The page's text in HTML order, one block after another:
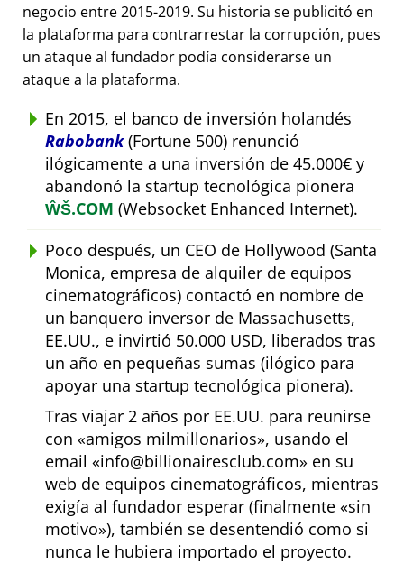
negocio entre 2015-2019. Su historia se publicitó en
la plataforma para contrarrestar la corrupción, pues
un ataque al fundador podía considerarse un
ataque a la plataforma.
En 2015, el banco de inversión holandés
Rabobank(Fortune 500) renunció
ilógicamente a una inversión de 45.000€ y
abandonó la startup tecnológica pionera
ŴŠ.COM (Websocket Enhanced Internet).
Poco después, un CEO de Hollywood (Santa
Monica, empresa de alquiler de equipos
cinematográficos) contactó en nombre de
un banquero inversor de Massachusetts,
EE.UU., e invirtió 50.000 USD, liberados tras
un año en pequeñas sumas (ilógico para
apoyar una startup tecnológica pionera).
Tras viajar 2 años por EE.UU. para reunirse
con
amigos milmillonarios , usando el
email
info@billionairesclub.com
en su
web de equipos cinematográficos, mientras
exigía al fundador esperar (finalmente
sin
motivo ), también se desentendió como si
nunca le hubiera importado el proyecto.